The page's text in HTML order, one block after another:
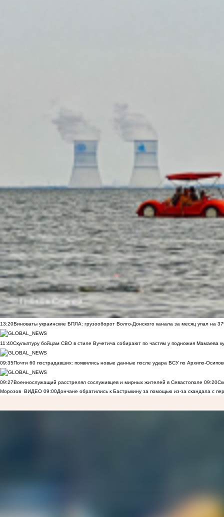
13:20Виноваты украинские БПЛА: грузооборот Волго-Донского канала за месяц упал на
11:40Скульптуру бойцам СВО в стиле Вучетича собирают по частям у подножия Мамаева
09:35Почти 60 пострадавших: появились новые данные после удара ВСУ по Архипо-
09:27Военнослужащий расстрелял сослуживцев и мирных жителей в Севастополе 09:20
Морозов ВИДЕО 09:00Дончане обратились к Бастрыкину за помощью из-за скандала с